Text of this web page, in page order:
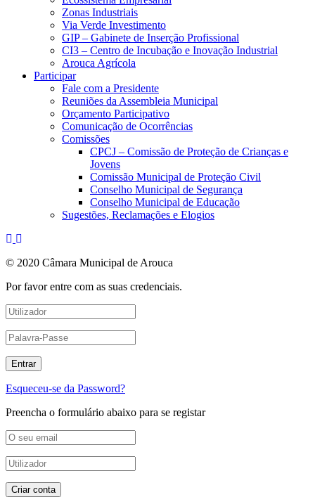
Zonas Industriais
Via Verde Investimento
GIP – Gabinete de Inserção Profissional
CI3 – Centro de Incubação e Inovação Industrial
Arouca Agrícola
Participar
Fale com a Presidente
Reuniões da Assembleia Municipal
Orçamento Participativo
Comunicação de Ocorrências
Comissões
CPCJ – Comissão de Proteção de Crianças e
Jovens
Comissão Municipal de Proteção Civil
Conselho Municipal de Segurança
Conselho Municipal de Educação
Sugestões, Reclamações e Elogios
© 2020 Câmara Municipal de Arouca
Por favor entre com as suas credenciais.
Esqueceu-se da Password?
Preencha o formulário abaixo para se registar